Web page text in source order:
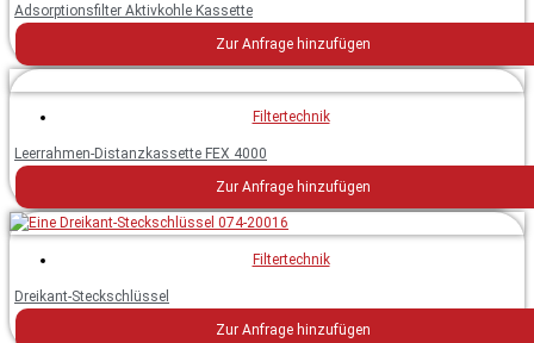
Adsorptionsfilter Aktivkohle Kassette
Zur Anfrage hinzufügen
Filtertechnik
Leerrahmen-Distanzkassette FEX 4000
Zur Anfrage hinzufügen
Filtertechnik
Dreikant-Steckschlüssel
Zur Anfrage hinzufügen